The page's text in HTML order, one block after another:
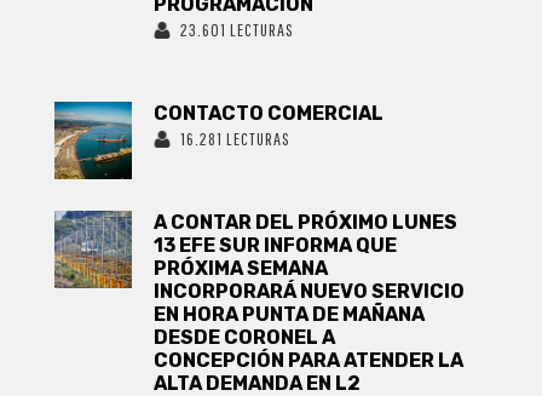
23.601 LECTURAS
CONTACTO COMERCIAL
16.281 LECTURAS
A CONTAR DEL PRÓXIMO LUNES
13 EFE SUR INFORMA QUE
PRÓXIMA SEMANA
INCORPORARÁ NUEVO SERVICIO
EN HORA PUNTA DE MAÑANA
DESDE CORONEL A
CONCEPCIÓN PARA ATENDER LA
ALTA DEMANDA EN L2